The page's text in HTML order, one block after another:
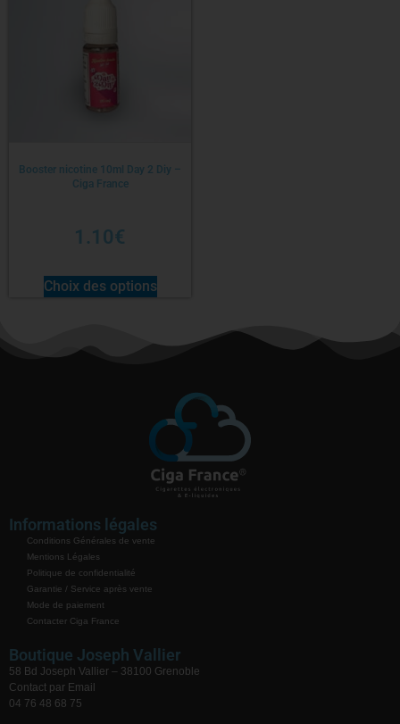
Booster nicotine 10ml Day 2 Diy –
Ciga France
1.10€
Choix des options
Informations légales
Conditions Générales de vente
Mentions Légales
Politique de confidentialité
Garantie / Service après vente
Mode de paiement
Contacter Ciga France
Boutique Joseph Vallier
58 Bd Joseph Vallier – 38100 Grenoble
Contact par Email
04 76 48 68 75